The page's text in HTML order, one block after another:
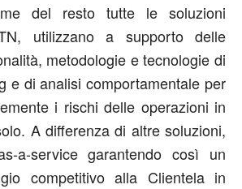
del resto tutte le soluzioni
utilizzano a supporto delle
metodologie e tecnologie di
e di analisi comportamentale per
i rischi delle operazioni in
A differenza di altre soluzioni,
a-service garantendo così un
competitivo alla Clientela in